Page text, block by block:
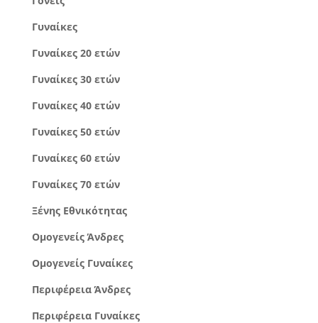
Γυναίκες
Γυναίκες 20 ετών
Γυναίκες 30 ετών
Γυναίκες 40 ετών
Γυναίκες 50 ετών
Γυναίκες 60 ετών
Γυναίκες 70 ετών
Ξένης Εθνικότητας
Ομογενείς Άνδρες
Ομογενείς Γυναίκες
Περιφέρεια Άνδρες
Περιφέρεια Γυναίκες